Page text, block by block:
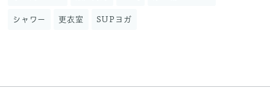
シャワー 更衣室 SUPヨガ